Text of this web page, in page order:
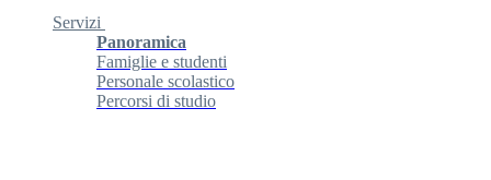
Servizi
Panoramica
Famiglie e studenti
Personale scolastico
Percorsi di studio